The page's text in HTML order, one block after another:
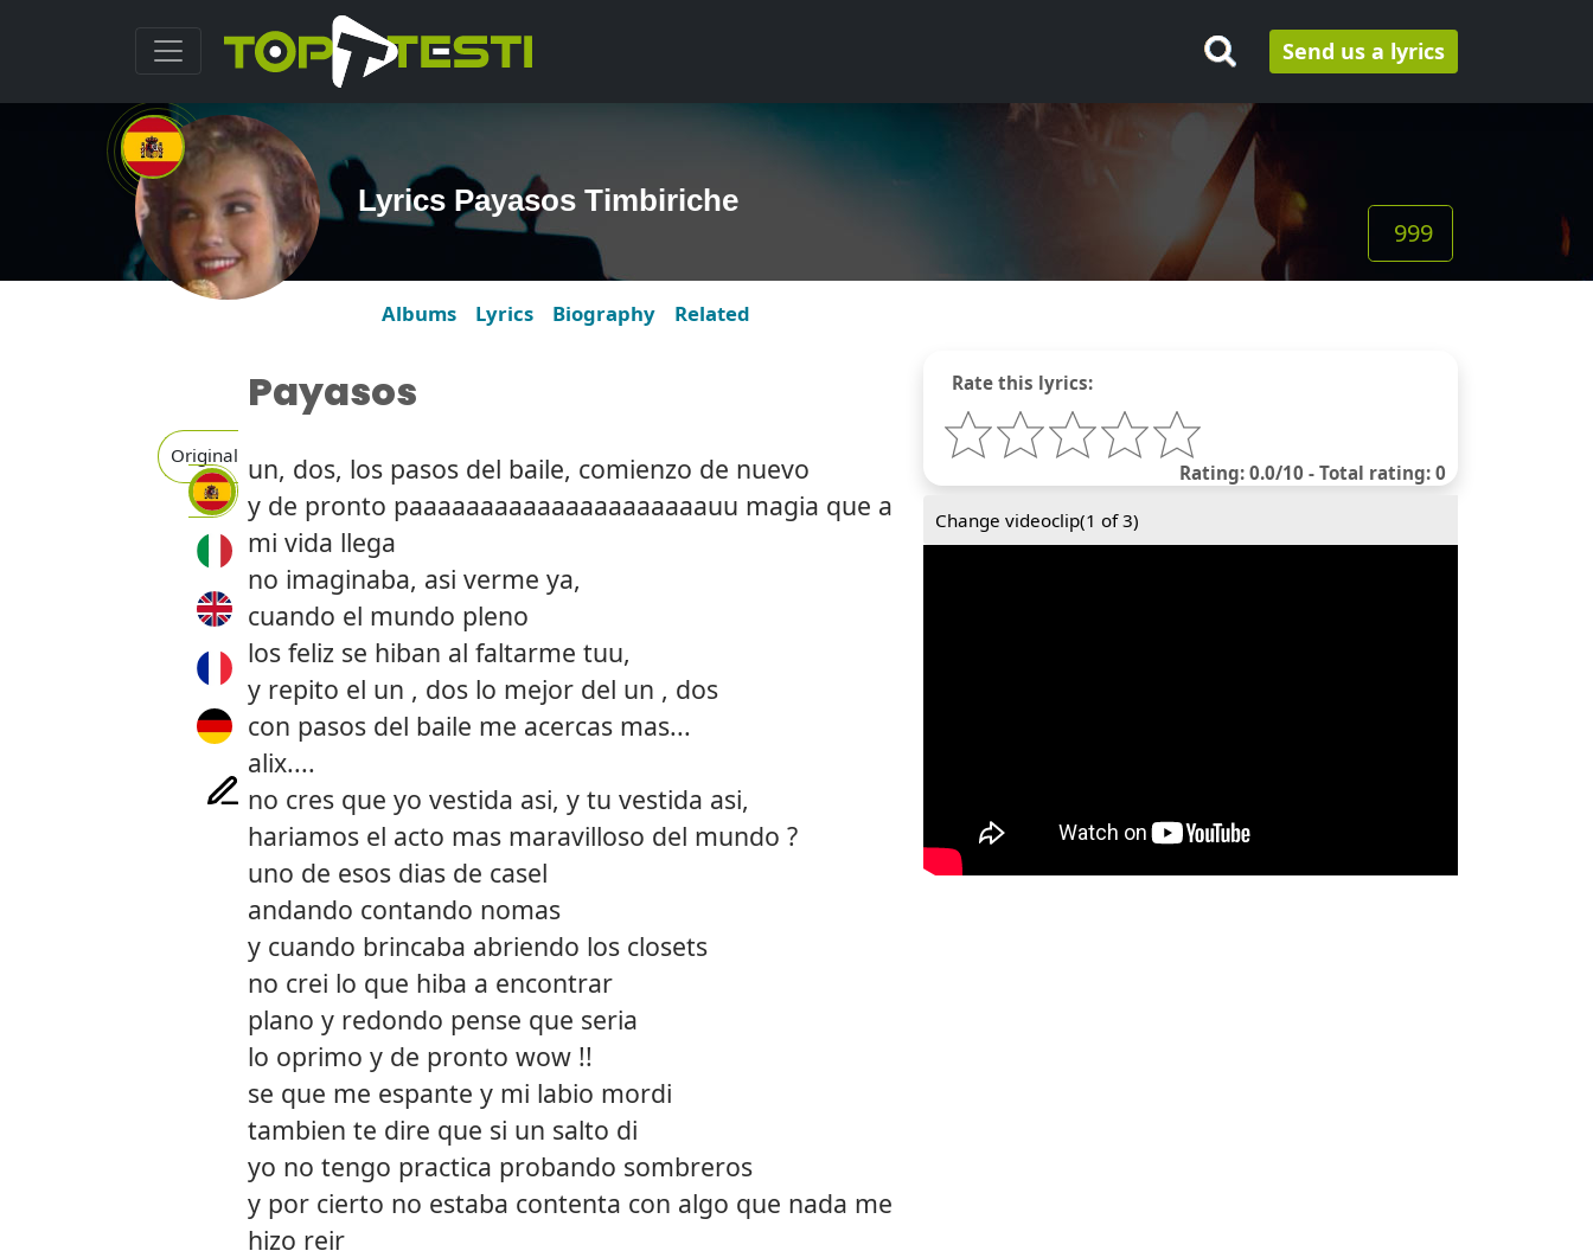
Send us a lyrics
Lyrics Payasos Timbiriche
999
Albums Lyrics Biography Related
Original
Rate this lyrics:
Rating: 0.0/10 - Total rating: 0
Change videoclip(1 of 3)
Payasos
un, dos, los pasos del baile, comienzo de nuevo
y de pronto paaaaaaaaaaaaaaaaaaaaauu magia que a
mi vida llega
no imaginaba, asi verme ya,
cuando el mundo pleno
los feliz se hiban al faltarme tuu,
y repito el un , dos lo mejor del un , dos
con pasos del baile me acercas mas...
alix....
no cres que yo vestida asi, y tu vestida asi,
hariamos el acto mas maravilloso del mundo ?
uno de esos dias de casel
andando contando nomas
y cuando brincaba abriendo los closets
no crei lo que hiba a encontrar
plano y redondo pense que seria
lo oprimo y de pronto wow !!
se que me espante y mi labio mordi
tambien te dire que si un salto di
yo no tengo practica probando sombreros
y por cierto no estaba contenta con algo que nada me
hizo reir